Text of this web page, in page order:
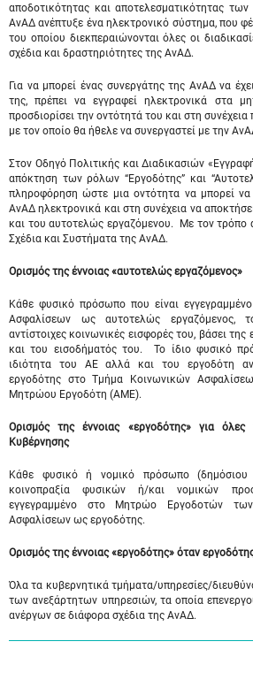
αποδοτικότητας και αποτελεσματικότητας
ΑνΑΔ ανέπτυξε ένα ηλεκτρονικό σύστημα, που
του οποίου διεκπεραιώνονται όλες οι
σχέδια και δραστηριότητες της ΑνΑΔ.
Για να μπορεί ένας συνεργάτης της ΑνΑΔ να
της, πρέπει να εγγραφεί ηλεκτρονικά στα
προσδιορίσει την οντότητά του και στη συνέχεια
με τον οποίο θα ήθελε να συνεργαστεί με την
Στον Οδηγό Πολιτικής και Διαδικασιών
απόκτηση των ρόλων “Εργοδότης” και
πληροφόρηση ώστε μια οντότητα να μπορεί
ΑνΑΔ ηλεκτρονικά και στη συνέχεια να
και του αυτοτελώς εργαζόμενου. Με τον
Σχέδια και Συστήματα της ΑνΑΔ.
Ορισμός της έννοιας «αυτοτελώς εργαζόμενος»
Κάθε φυσικό πρόσωπο που είναι
Ασφαλίσεων ως αυτοτελώς εργαζόμενος,
αντίστοιχες κοινωνικές εισφορές του, βάσει
και του εισοδήματός του. Το ίδιο φυσικό
ιδιότητα του ΑΕ αλλά και του εργοδότη
εργοδότης στο Τμήμα Κοινωνικών
Μητρώου Εργοδότη (ΑΜΕ).
Ορισμός της έννοιας «εργοδότης» για όλες
Κυβέρνησης
Κάθε φυσικό ή νομικό πρόσωπο (δημόσιου
κοινοπραξία φυσικών ή/και νομικών
εγγεγραμμένο στο Μητρώο Εργοδοτών
Ασφαλίσεων ως εργοδότης.
Ορισμός της έννοιας «εργοδότης» όταν
Όλα τα κυβερνητικά τμήματα/υπηρεσίες/
των ανεξάρτητων υπηρεσιών, τα οποία
ανέργων σε διάφορα σχέδια της ΑνΑΔ.